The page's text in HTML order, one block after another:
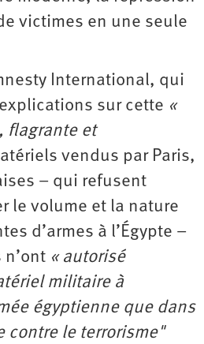
victimes en une seule
International, qui
sur cette «
flagrante et
vendus par Paris,
– qui refusent
le volume et la nature
d’armes à l’Égypte –
« autorisé
militaire à
égyptienne que dans
contre le terrorisme"